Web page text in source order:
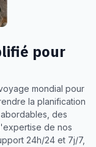
pour
mondial pour
la planification
des
de nos
24h/24 et 7j/7,